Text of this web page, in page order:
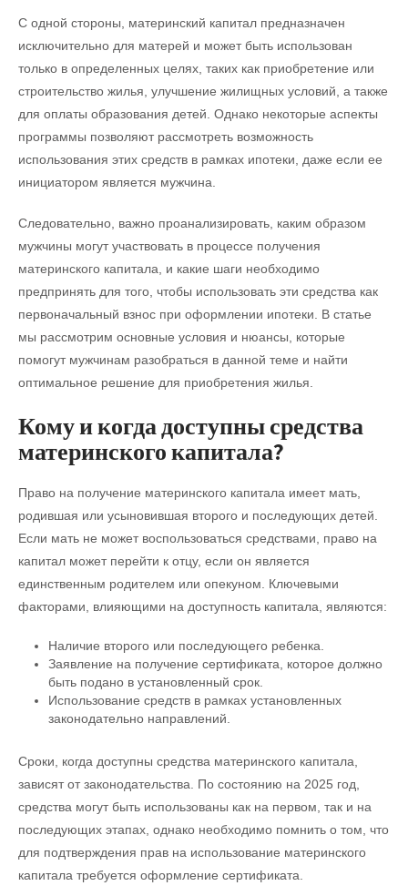
С одной стороны, материнский капитал предназначен
исключительно для матерей и может быть использован
только в определенных целях, таких как приобретение или
строительство жилья, улучшение жилищных условий, а также
для оплаты образования детей. Однако некоторые аспекты
программы позволяют рассмотреть возможность
использования этих средств в рамках ипотеки, даже если ее
инициатором является мужчина.
Следовательно, важно проанализировать, каким образом
мужчины могут участвовать в процессе получения
материнского капитала, и какие шаги необходимо
предпринять для того, чтобы использовать эти средства как
первоначальный взнос при оформлении ипотеки. В статье
мы рассмотрим основные условия и нюансы, которые
помогут мужчинам разобраться в данной теме и найти
оптимальное решение для приобретения жилья.
Кому и когда доступны средства
материнского капитала?
Право на получение материнского капитала имеет мать,
родившая или усыновившая второго и последующих детей.
Если мать не может воспользоваться средствами, право на
капитал может перейти к отцу, если он является
единственным родителем или опекуном. Ключевыми
факторами, влияющими на доступность капитала, являются:
Наличие второго или последующего ребенка.
Заявление на получение сертификата, которое должно
быть подано в установленный срок.
Использование средств в рамках установленных
законодательно направлений.
Сроки, когда доступны средства материнского капитала,
зависят от законодательства. По состоянию на 2025 год,
средства могут быть использованы как на первом, так и на
последующих этапах, однако необходимо помнить о том, что
для подтверждения прав на использование материнского
капитала требуется оформление сертификата.